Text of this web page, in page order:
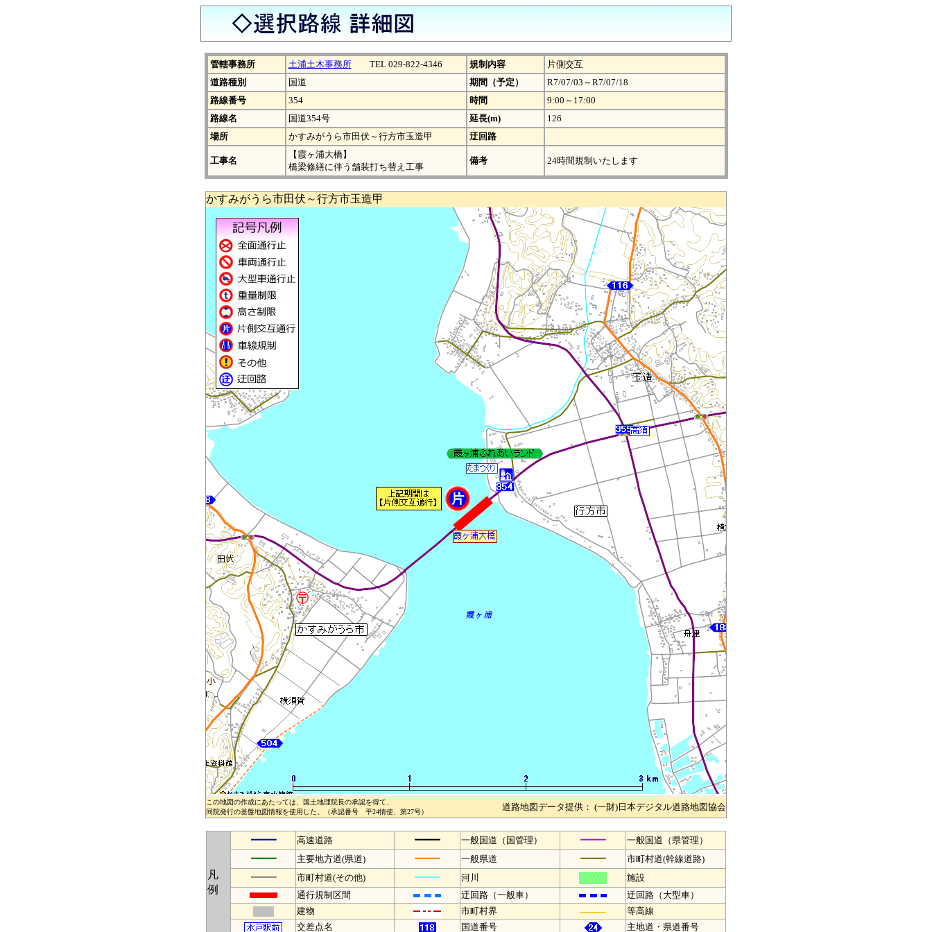
管轄事務所 土浦土木事務所TEL 029-822-4346 規制内容
片側交互
道路種別
国道 期間（予定）
R7/07/03～R7/07/18
路線番号
354 時間
9:00～17:00
路線名
国道354号 延長(m)
126
場所
かすみがうら市田伏～行方市玉造甲 迂回路
工事名
【霞ヶ浦大橋】
橋梁修繕に伴う舗装打ち替え工事
備考 24時間規制いたします
かすみがうら市田伏～行方市玉造甲
この地図の作成にあたっては、国土地理院長の承認を得て、
同院発行の基盤地図情報を使用した。（承認番号 平24情使、第27号）
道路地図データ提供： (一財)日本デジタル道路地図協会
凡
例
━━ 高速道路 ━━ 一般国道（国管理） ━━ 一般国道（県管理）
━━ 主要地方道(県道) ━━ 一般県道 ━━ 市町村道(幹線道路)
━━ 市町村道(その他) ━━ 河川
施設
通行規制区間
迂回路（一般車）
迂回路（大型車）
建物
市町村界 ――
等高線
交差点名
国道番号 主地道・県道番号